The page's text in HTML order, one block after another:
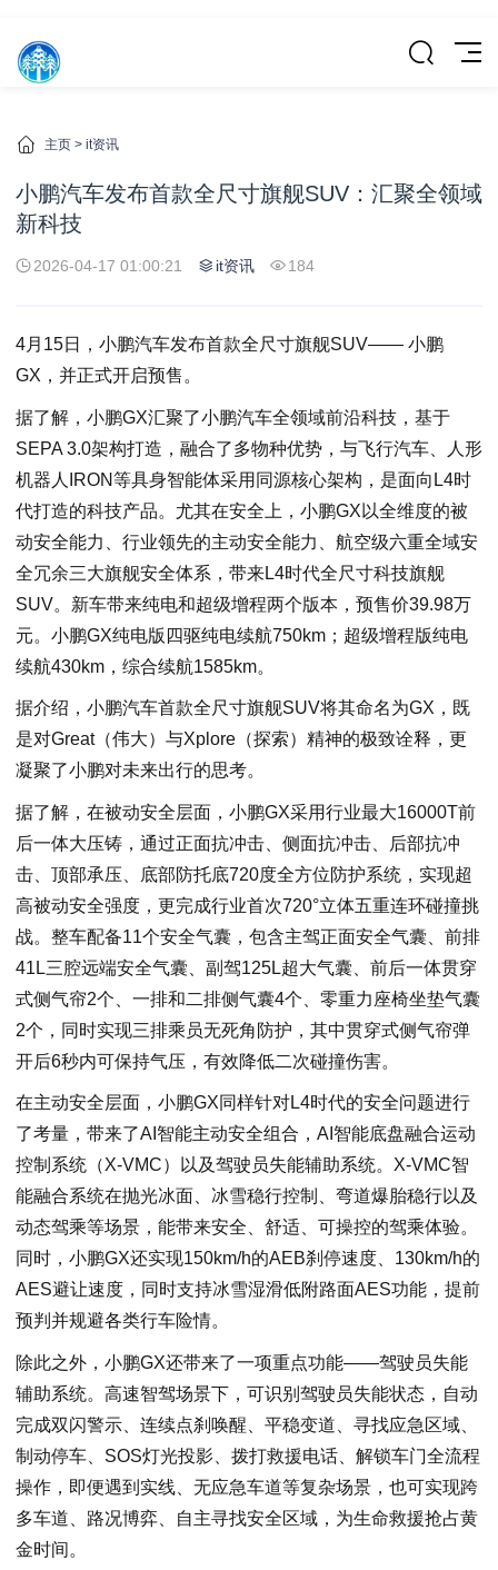
主页 > it资讯
小鹏汽车发布首款全尺寸旗舰SUV：汇聚全领域
新科技
2026-04-17 01:00:21 it资讯 184
4月15日，小鹏汽车发布首款全尺寸旗舰SUV—— 小鹏
GX，并正式开启预售。
据了解，小鹏GX汇聚了小鹏汽车全领域前沿科技，基于
SEPA 3.0架构打造，融合了多物种优势，与飞行汽车、人形
机器人IRON等具身智能体采用同源核心架构，是面向L4时
代打造的科技产品。尤其在安全上，小鹏GX以全维度的被
动安全能力、行业领先的主动安全能力、航空级六重全域安
全冗余三大旗舰安全体系，带来L4时代全尺寸科技旗舰
SUV。新车带来纯电和超级增程两个版本，预售价39.98万
元。小鹏GX纯电版四驱纯电续航750km；超级增程版纯电
续航430km，综合续航1585km。
据介绍，小鹏汽车首款全尺寸旗舰SUV将其命名为GX，既
是对Great（伟大）与Xplore（探索）精神的极致诠释，更
凝聚了小鹏对未来出行的思考。
据了解，在被动安全层面，小鹏GX采用行业最大16000T前
后一体大压铸，通过正面抗冲击、侧面抗冲击、后部抗冲
击、顶部承压、底部防托底720度全方位防护系统，实现超
高被动安全强度，更完成行业首次720°立体五重连环碰撞挑
战。整车配备11个安全气囊，包含主驾正面安全气囊、前排
41L三腔远端安全气囊、副驾125L超大气囊、前后一体贯穿
式侧气帘2个、一排和二排侧气囊4个、零重力座椅坐垫气囊
2个，同时实现三排乘员无死角防护，其中贯穿式侧气帘弹
开后6秒内可保持气压，有效降低二次碰撞伤害。
在主动安全层面，小鹏GX同样针对L4时代的安全问题进行
了考量，带来了AI智能主动安全组合，AI智能底盘融合运动
控制系统（X-VMC）以及驾驶员失能辅助系统。X-VMC智
能融合系统在抛光冰面、冰雪稳行控制、弯道爆胎稳行以及
动态驾乘等场景，能带来安全、舒适、可操控的驾乘体验。
同时，小鹏GX还实现150km/h的AEB刹停速度、130km/h的
AES避让速度，同时支持冰雪湿滑低附路面AES功能，提前
预判并规避各类行车险情。
除此之外，小鹏GX还带来了一项重点功能——驾驶员失能
辅助系统。高速智驾场景下，可识别驾驶员失能状态，自动
完成双闪警示、连续点刹唤醒、平稳变道、寻找应急区域、
制动停车、SOS灯光投影、拨打救援电话、解锁车门全流程
操作，即便遇到实线、无应急车道等复杂场景，也可实现跨
多车道、路况博弈、自主寻找安全区域，为生命救援抢占黄
金时间。